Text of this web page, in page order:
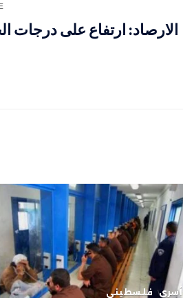
الارصاد: ارتفاع على درجات
أسرى فلسطيني